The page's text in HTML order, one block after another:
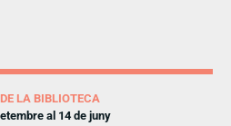
LA BIBLIOTECA
al 14 de juny